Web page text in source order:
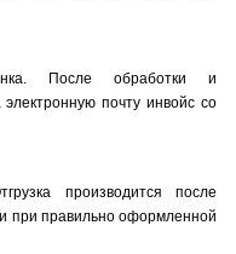
После обработки и
почту инвойс со
производится после
при правильно оформленной